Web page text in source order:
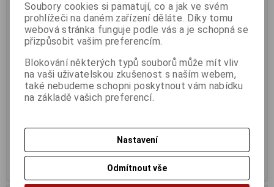
Přesmyk FD4700F TIAGRA
letovací 10 k
Katalogové číslo:55132
Záruka (měsíců):24
Dodací lhůta (dnů) 1 -
Skladem:Na dotaz ks
Objímka přesmyku černá 31,8
Katalogové číslo:
56141
Záruka (měsíců):
Dodací lhůta (dnů) 1 -
Skladem: Na dotaz ks
EAN: 8592627001505
Původní cena:139 Kč
Sleva: 14 %
Soubory cookies si pamatují, co a jak ve svém
prohlížeči na daném zařízení děláte. Díky tomu
webová stránka funguje podle vás a je schopná se
přizpůsobit vašim preferencím.
Blokování některých typů souborů může mít vliv
na vaši uživatelskou zkušenost s naším webem,
také nebudeme schopni poskytnout vám nabídku
na základě vašich preferencí.
Nastavení
Odmítnout vše